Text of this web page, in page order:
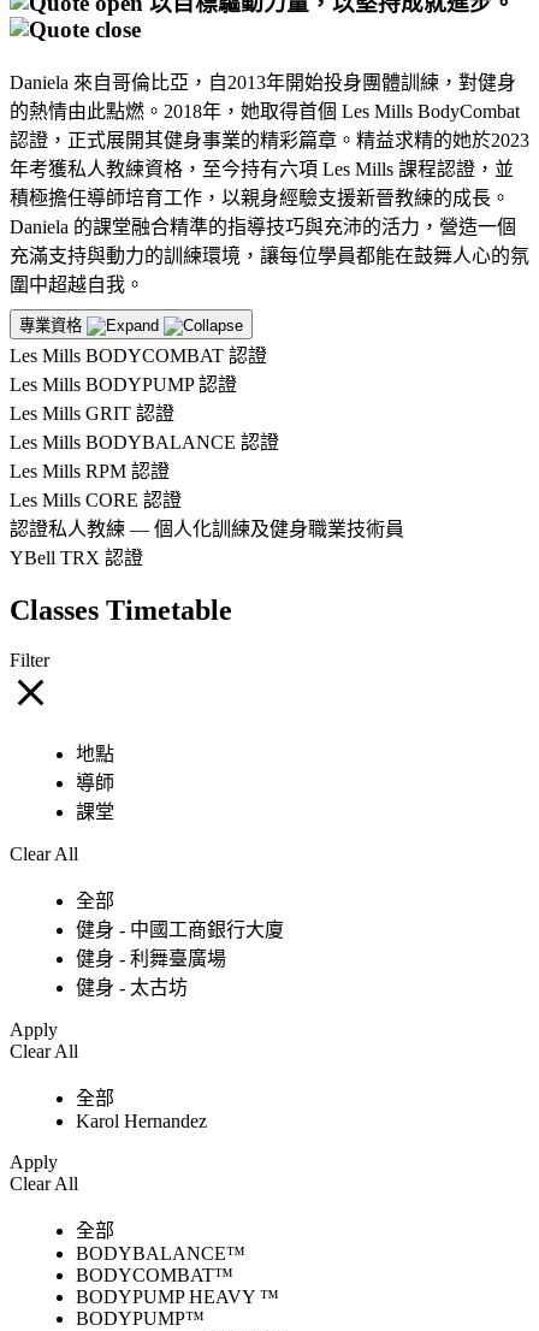
Daniela 來自哥倫比亞，自2013年開始投身團體訓練，對健身
的熱情由此點燃。2018年，她取得首個 Les Mills BodyCombat
認證，正式展開其健身事業的精彩篇章。精益求精的她於2023
年考獲私人教練資格，至今持有六項 Les Mills 課程認證，並
積極擔任導師培育工作，以親身經驗支援新晉教練的成長。
Daniela 的課堂融合精準的指導技巧與充沛的活力，營造一個
充滿支持與動力的訓練環境，讓每位學員都能在鼓舞人心的氛
圍中超越自我。
專業資格
Les Mills BODYCOMBAT 認證
Les Mills BODYPUMP 認證
Les Mills GRIT 認證
Les Mills BODYBALANCE 認證
Les Mills RPM 認證
Les Mills CORE 認證
認證私人教練 — 個人化訓練及健身職業技術員
YBell TRX 認證
Classes Timetable
Filter
地點
導師
課堂
Clear All
全部
健身 - 中國工商銀行大廈
健身 - 利舞臺廣場
健身 - 太古坊
Apply
Clear All
全部
Karol Hernandez
Apply
Clear All
全部
BODYBALANCE™
BODYCOMBAT™
BODYPUMP HEAVY ™
BODYPUMP™